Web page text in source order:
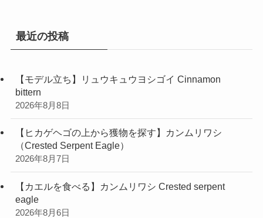
最近の投稿
【モデル立ち】リュウキュウヨシゴイ Cinnamon
bittern
2026年8月8日
【ヒカゲヘゴの上から獲物を探す】カンムリワシ
（Crested Serpent Eagle）
2026年8月7日
【カエルを食べる】カンムリワシ Crested serpent
eagle
2026年8月6日